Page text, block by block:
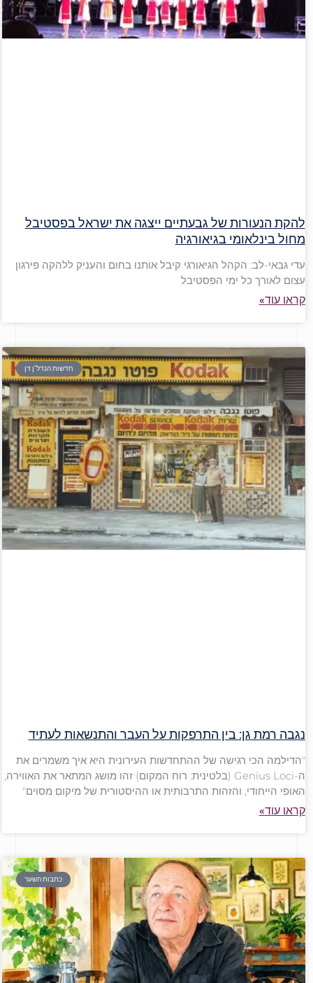
להקת הנעורות של גבעתיים ייצגה את ישראל בפסטיבל
מחול בינלאומי בגיאורגיה
עדי גבאי-לב: הקהל הגיאורגי קיבל אותנו בחום והעניק ללהקה פירגון
עצום לאורך כל ימי הפסטיבל
קראו עוד»
חדשות הנדל"ן דן
נגבה רמת גן: בין התרפקות על העבר והתנשאות לעתיד
"הדילמה הכי רגישה של ההתחדשות העירונית היא איך משמרים את
ה-Genius Loci (בלטינית: רוח המקום) זהו מושג המתאר את האווירה,
האופי הייחודי, והזהות התרבותית או ההיסטורית של מיקום מסוים"
קראו עוד»
כתבות השער